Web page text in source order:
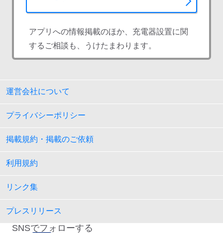
アプリへの情報掲載のほか、充電器設置に関
するご相談も、うけたまわります。
運営会社について
プライバシーポリシー
掲載規約・掲載のご依頼
利用規約
リンク集
プレスリリース
SNSでフォローする